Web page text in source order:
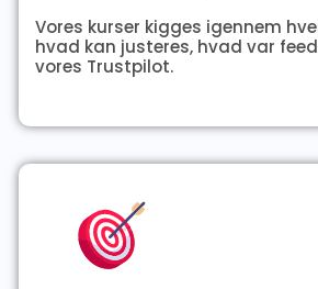
Vores kurser kigges igennem
hvad kan justeres, hvad var
vores Trustpilot.